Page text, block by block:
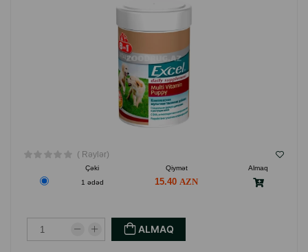
( Rəylər)
Çəki Qiymət
Almaq
1 ədəd
15.40
ALMAQ